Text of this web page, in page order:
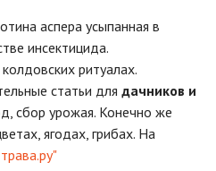
аспера усыпанная в
инсектицида.
ритуалах.
статьи для дачников и
сбор урожая. Конечно же
ягодах, грибах. На